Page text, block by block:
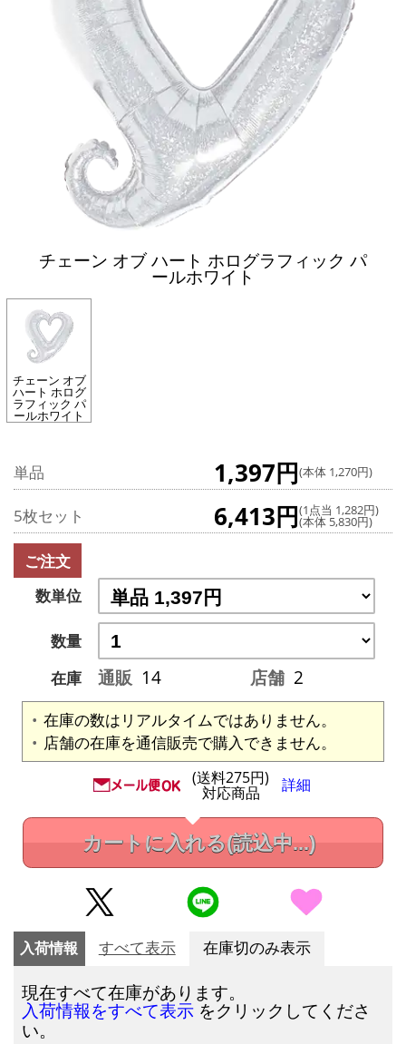
チェーン オブ ハート ホログラフィック パ
ールホワイト
チェーン オブ
ハート ホログ
ラフィック パ
ールホワイト
単品 1,397円(本体 1,270円)
5枚セット 6,413円(1点当 1,282円)
(本体 5,830円)
ご注文
数単位
数量
在庫
通販 14 店舗 2
在庫の数はリアルタイムではありません。
店舗の在庫を通信販売で購入できません。
(送料275円)
対応商品 詳細
カートに入れる(読込中...)
入荷情報 すべて表示 在庫切のみ表示
現在すべて在庫があります。
入荷情報をすべて表示 をクリックしてくださ
い。